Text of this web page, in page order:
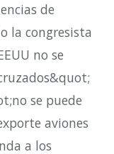
de
la congresista
no se
se puede
aviones
a los